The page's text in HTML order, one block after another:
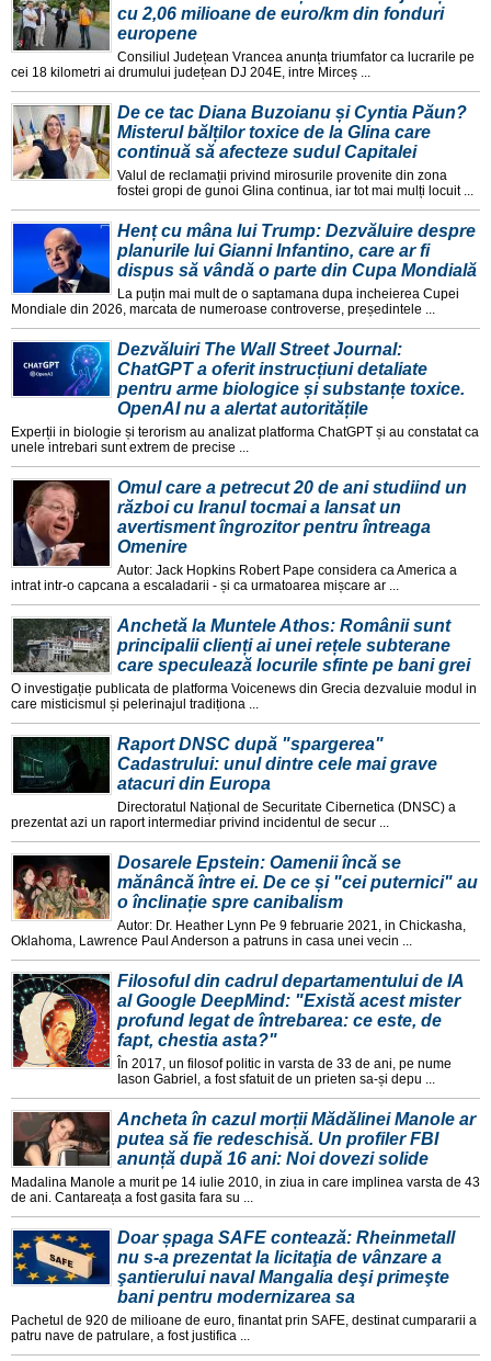
cu 2,06 milioane de euro/km din fonduri
europene
Consiliul Județean Vrancea anunța triumfator ca lucrarile pe
cei 18 kilometri ai drumului județean DJ 204E, intre Mirceș ...
De ce tac Diana Buzoianu și Cyntia Păun?
Misterul bălților toxice de la Glina care
continuă să afecteze sudul Capitalei
Valul de reclamații privind mirosurile provenite din zona
fostei gropi de gunoi Glina continua, iar tot mai mulți locuit ...
Henț cu mâna lui Trump: Dezvăluire despre
planurile lui Gianni Infantino, care ar fi
dispus să vândă o parte din Cupa Mondială
La puțin mai mult de o saptamana dupa incheierea Cupei
Mondiale din 2026, marcata de numeroase controverse, președintele ...
Dezvăluiri The Wall Street Journal:
ChatGPT a oferit instrucțiuni detaliate
pentru arme biologice și substanțe toxice.
OpenAI nu a alertat autoritățile
Experții in biologie și terorism au analizat platforma ChatGPT și au constatat ca
unele intrebari sunt extrem de precise ...
Omul care a petrecut 20 de ani studiind un
război cu Iranul tocmai a lansat un
avertisment îngrozitor pentru întreaga
Omenire
Autor: Jack Hopkins Robert Pape considera ca America a
intrat intr-o capcana a escaladarii - și ca urmatoarea mișcare ar ...
Anchetă la Muntele Athos: Românii sunt
principalii clienți ai unei rețele subterane
care speculează locurile sfinte pe bani grei
O investigație publicata de platforma Voicenews din Grecia dezvaluie modul in
care misticismul și pelerinajul tradiționa ...
Raport DNSC după "spargerea"
Cadastrului: unul dintre cele mai grave
atacuri din Europa
Directoratul Național de Securitate Cibernetica (DNSC) a
prezentat azi un raport intermediar privind incidentul de secur ...
Dosarele Epstein: Oamenii încă se
mănâncă între ei. De ce și "cei puternici" au
o înclinație spre canibalism
Autor: Dr. Heather Lynn Pe 9 februarie 2021, in Chickasha,
Oklahoma, Lawrence Paul Anderson a patruns in casa unei vecin ...
Filosoful din cadrul departamentului de IA
al Google DeepMind: "Există acest mister
profund legat de întrebarea: ce este, de
fapt, chestia asta?"
În 2017, un filosof politic in varsta de 33 de ani, pe nume
Iason Gabriel, a fost sfatuit de un prieten sa-și depu ...
Ancheta în cazul morții Mădălinei Manole ar
putea să fie redeschisă. Un profiler FBI
anunță după 16 ani: Noi dovezi solide
Madalina Manole a murit pe 14 iulie 2010, in ziua in care implinea varsta de 43
de ani. Cantareața a fost gasita fara su ...
Doar șpaga SAFE contează: Rheinmetall
nu s-a prezentat la licitaţia de vânzare a
şantierului naval Mangalia deşi primeşte
bani pentru modernizarea sa
Pachetul de 920 de milioane de euro, finantat prin SAFE, destinat cumpararii a
patru nave de patrulare, a fost justifica ...